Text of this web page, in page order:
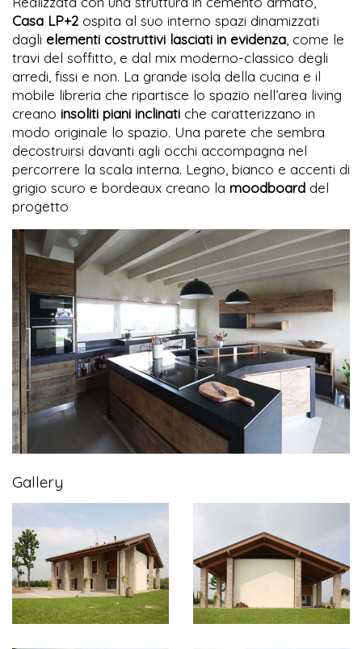
Casa LP+2 ospita al suo interno spazi dinamizzati
dagli elementi costruttivi lasciati in evidenza , come le
travi del soffitto, e dal mix moderno-classico degli
arredi, fissi e non. La grande isola della cucina e il
mobile libreria che ripartisce lo spazio nell’area living
creano insoliti piani inclinati che caratterizzano in
modo originale lo spazio. Una parete che sembra
decostruirsi davanti agli occhi accompagna nel
percorrere la scala interna. Legno, bianco e accenti di
grigio scuro e bordeaux creano la moodboard del
progetto
Gallery